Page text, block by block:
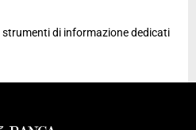
di informazione dedicati